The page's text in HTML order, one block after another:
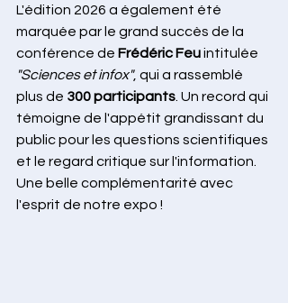
L'édition 2026 a également été
marquée par le grand succès de la
conférence de Frédéric Feu intitulée
"Sciences et infox", qui a rassemblé
plus de 300 participants . Un record qui
témoigne de l'appétit grandissant du
public pour les questions scientifiques
et le regard critique sur l'information.
Une belle complémentarité avec
l'esprit de notre expo !